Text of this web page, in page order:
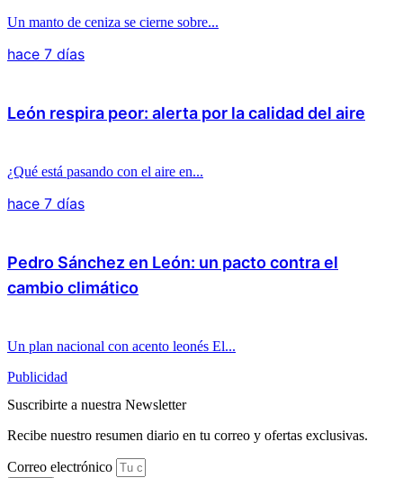
Un manto de ceniza se cierne sobre...
hace 7 días
León respira peor: alerta por la calidad del aire
¿Qué está pasando con el aire en...
hace 7 días
Pedro Sánchez en León: un pacto contra el
cambio climático
Un plan nacional con acento leonés El...
Publicidad
Suscribirte a nuestra Newsletter
Recibe nuestro resumen diario en tu correo y ofertas exclusivas.
Correo electrónico